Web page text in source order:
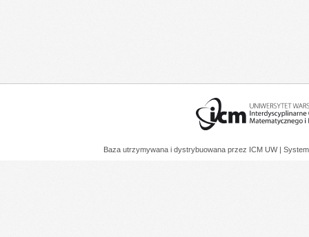
Baza utrzymywana i dystrybuowana przez ICM UW |